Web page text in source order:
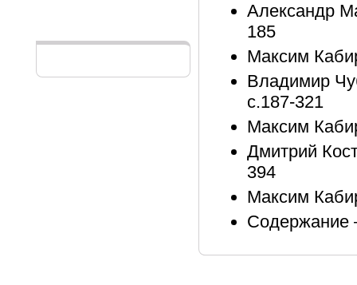
Александр
185
Максим
Владимир
с.187-321
Максим
Дмитрий
394
Максим
Содержание